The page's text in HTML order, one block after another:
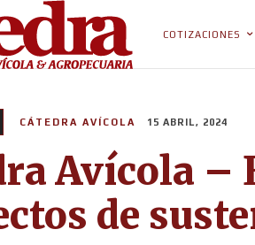
COTIZACIONES
CÁTEDRA AVÍCOLA 15 ABRIL, 2024
Avícola –
de